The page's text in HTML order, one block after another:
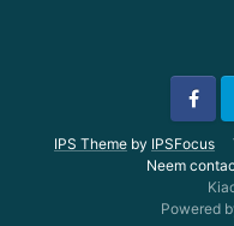
IPS Theme by IPSFocus
Neem
Powered